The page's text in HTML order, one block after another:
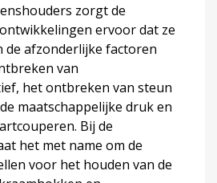
zorgt de
ervoor dat ze
de afzonderlijke factoren
van
het ontbreken van steun
maatschappelijke druk en
Bij de
het met name om de
voor het houden van de